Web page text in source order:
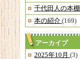
千代田人の本棚
本の紹介 (169)
アーカイブ
2025年10月 (3)